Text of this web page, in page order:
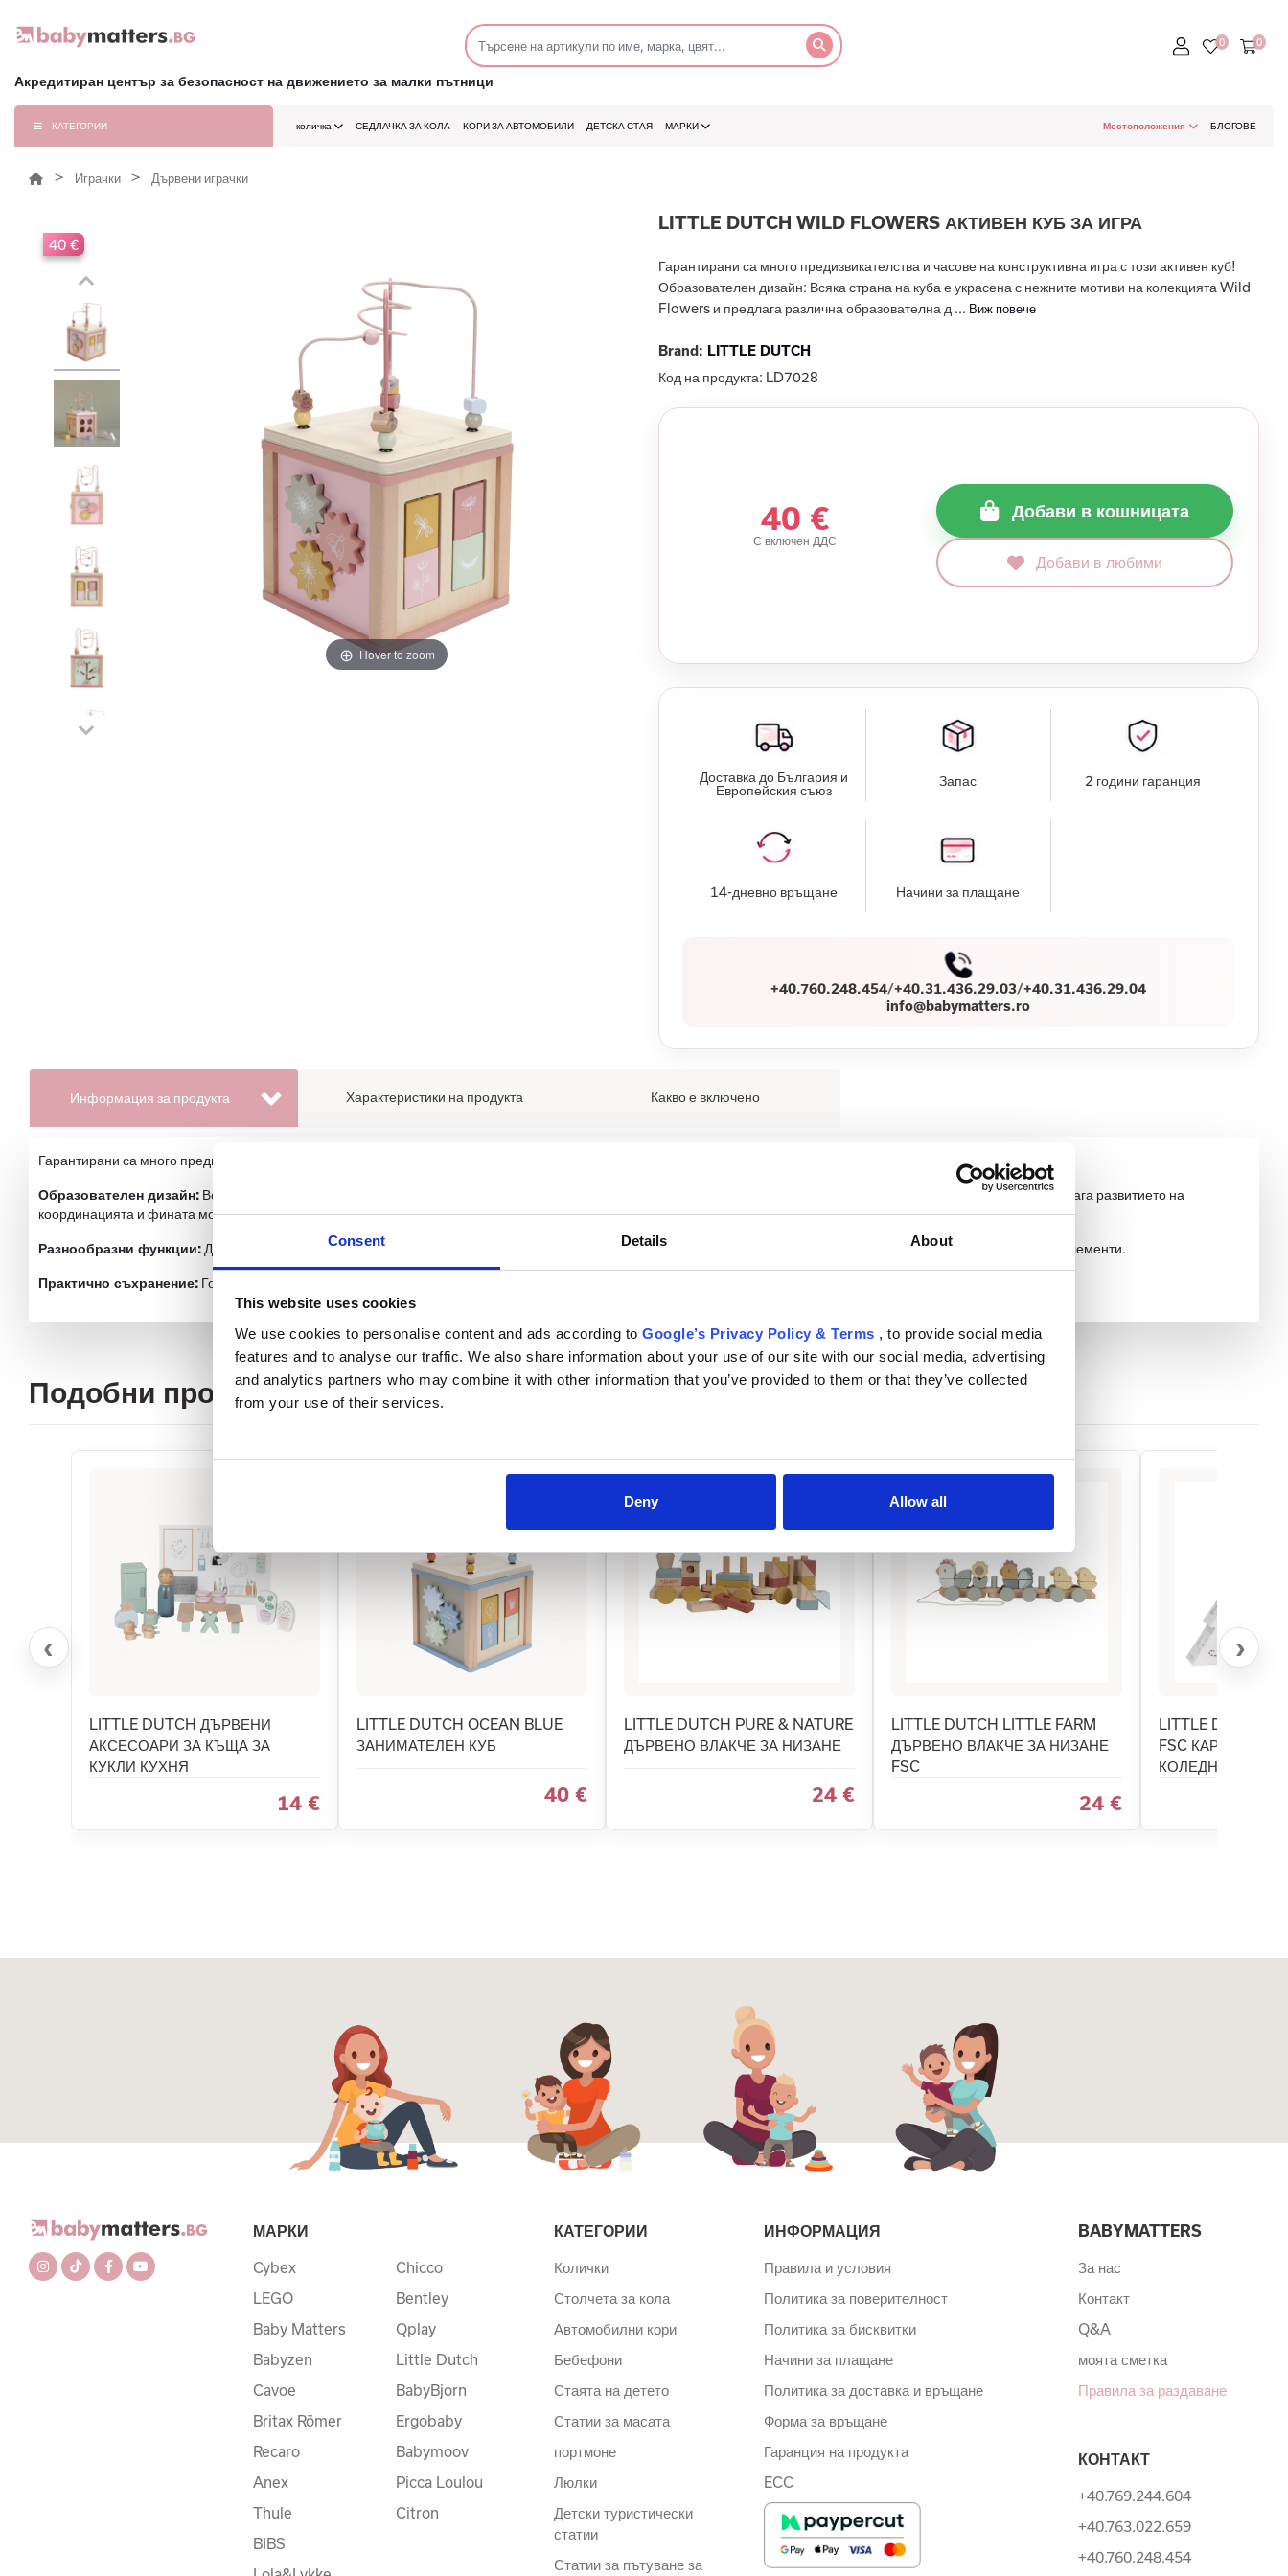
Consent Details About
This website uses cookies
We use cookies to personalise content and ads according to Google’s Privacy Policy & Terms , to provide social media
features and to analyse our traffic. We also share information about your use of our site with our social media, advertising
and analytics partners who may combine it with other information that you’ve provided to them or that they’ve collected
from your use of their services.
Deny Allow all
Акредитиран център за безопасност на движението за малки пътници
КАТЕГОРИИ количка СЕДЛАЧКА ЗА КОЛА КОРИ ЗА АВТОМОБИЛИ ДЕТСКА СТАЯ МАРКИ Местоположения БЛОГОВЕ
Играчки Дървени играчки
40 €
Hover to zoom
LITTLE DUTCH WILD FLOWERS АКТИВЕН КУБ ЗА ИГРА
Гарантирани са много предизвикателства и часове на конструктивна игра с този активен куб!
Образователен дизайн: Всяка страна на куба е украсена с нежните мотиви на колекцията Wild
Flowers и предлага различна образователна д ... Виж повече
Brand: LITTLE DUTCH
Код на продукта: LD7028
40 €
С включен ДДС
Добави в кошницата
Добави в любими
Доставка до България и
Европейския съюз
Запас 2 години гаранция
14-дневно връщане Начини за плащане
+40.760.248.454/+40.31.436.29.03/+40.31.436.29.04
info@babymatters.ro
Информация за продукта Характеристики на продукта Какво е включено
Гарантирани са много предизвикателства и часове на конструктивна игра с този активен куб!
Образователен дизайн: Всяка страна на куба е украсена с нежните мотиви на колекцията Wild Flowers и предлага различна образователна дейност, която подпомага развитието на
координацията и фината моторика на детето.
Разнообразни функции: Дейностите включват сортер за форми с 4 блокчета в различни форми и цветове, както и горна част със спирала с мъниста и въртящи се елементи.
Практично съхранение: Горният панел със спиралата може да се обърне навътре, което прави куба изключително лесен за съхранение, когато не се използва.
Подобни продукти
‹
LITTLE DUTCH ДЪРВЕНИ
АКСЕСОАРИ ЗА КЪЩА ЗА
КУКЛИ КУХНЯ
14 €
LITTLE DUTCH OCEAN BLUE
ЗАНИМАТЕЛЕН КУБ
40 €
LITTLE DUTCH PURE & NATURE
ДЪРВЕНО ВЛАКЧЕ ЗА НИЗАНЕ
24 €
LITTLE DUTCH LITTLE FARM
ДЪРВЕНО ВЛАКЧЕ ЗА НИЗАНЕ
FSC
24 €
LITTLE DUTCH
FSC КАРТОН -
КОЛЕДНО
›
МАРКИ
Cybex
LEGO
Baby Matters
Babyzen
Cavoe
Britax Römer
Recaro
Anex
Thule
BIBS
Chicco
Bentley
Qplay
Little Dutch
BabyBjorn
Ergobaby
Babymoov
Picca Loulou
Citron
КАТЕГОРИИ
Колички
Столчета за кола
Автомобилни кори
Бебефони
Стаята на детето
Статии за масата
портмоне
Люлки
Детски туристически
статии
Статии за пътуване за
ИНФОРМАЦИЯ
Правила и условия
Политика за поверителност
Политика за бисквитки
Начини за плащане
Политика за доставка и връщане
Форма за връщане
Гаранция на продукта
ECC
BABYMATTERS
За нас
Контакт
Q&A
моята сметка
Правила за раздаване
КОНТАКТ
+40.769.244.604
+40.763.022.659
+40.760.248.454